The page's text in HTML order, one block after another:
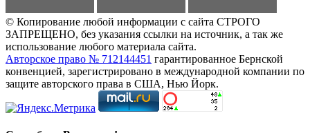
© Копирование любой информации с сайта СТРОГО
ЗАПРЕЩЕНО, без указания ссылки на источник, а так же
использование любого материала сайта.
Авторское право № 712144451 гарантированное Бернской
конвенцией, зарегистрировано в международной компании по
защите авторского права в США, Нью Йорк.